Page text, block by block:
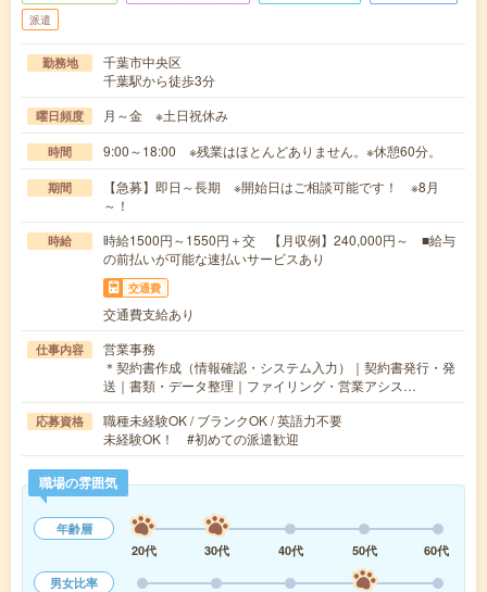
派遣
勤務地
千葉市中央区
千葉駅から徒歩3分
曜日頻度 月～金 ※土日祝休み
時間 9:00～18:00 ※残業はほとんどありません。※休憩60分。
期間
【急募】即日～長期 ※開始日はご相談可能です！ ※8月
～！
時給
時給1500円～1550円＋交 【月収例】240,000円～ ■給与
の前払いが可能な速払いサービスあり
交通費
交通費支給あり
仕事内容
営業事務
＊契約書作成（情報確認・システム入力）｜契約書発行・発
送｜書類・データ整理｜ファイリング・営業アシス…
応募資格
職種未経験OK / ブランクOK / 英語力不要
未経験OK！ #初めての派遣歓迎
職場の雰囲気
年齢層
20代
30代 40代 50代
60代
男女比率